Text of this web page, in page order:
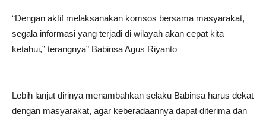
“Dengan aktif melaksanakan komsos bersama masyarakat,
segala informasi yang terjadi di wilayah akan cepat kita
ketahui,” terangnya” Babinsa Agus Riyanto
Lebih lanjut dirinya menambahkan selaku Babinsa harus dekat
dengan masyarakat, agar keberadaannya dapat diterima dan